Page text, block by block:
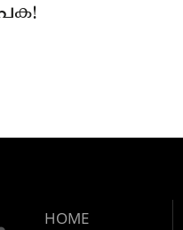
HOME